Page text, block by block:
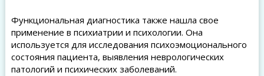
Функциональная диагностика также нашла свое
применение в психиатрии и психологии. Она
используется для исследования психоэмоционального
состояния пациента, выявления неврологических
патологий и психических заболеваний.